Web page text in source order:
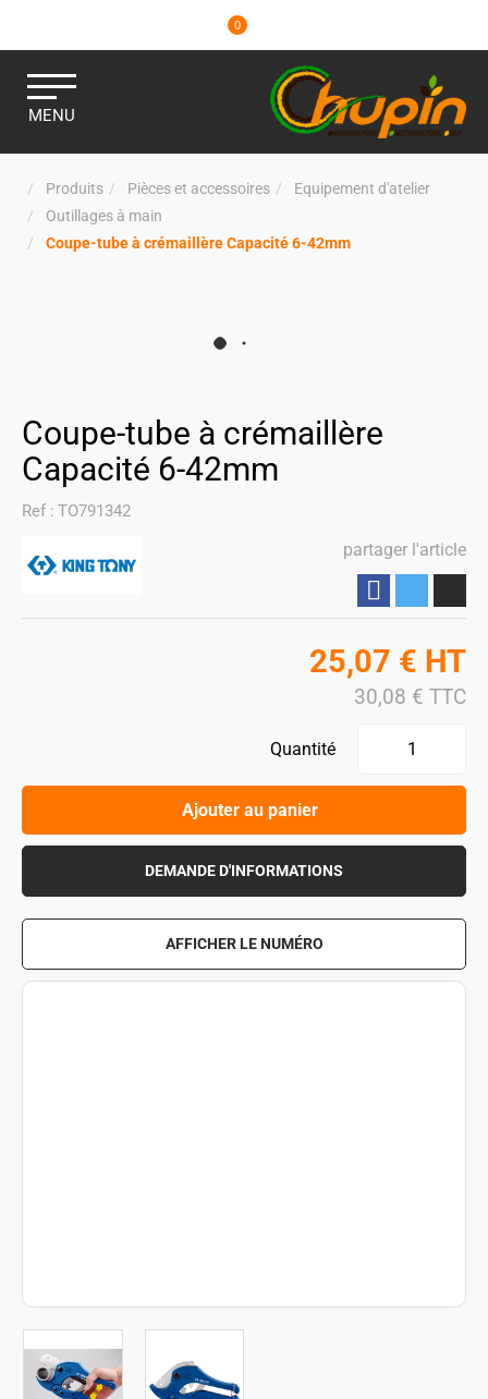
0
MENU
Produits Pièces et accessoires
Equipement d'atelier
Outillages à main
Coupe-tube à crémaillère Capacité 6-42mm
Coupe-tube à crémaillère
Capacité 6-42mm
Ref : TO791342
partager l'article
25,07 € HT
30,08 € TTC
Quantité
Ajouter au panier
DEMANDE D'INFORMATIONS
AFFICHER LE NUMÉRO